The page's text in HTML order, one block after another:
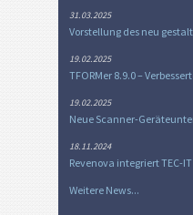
31.03.2025
Vorstellung des neu
19.02.2025
TFORMer 8.9.0 –
19.02.2025
Neue Scanner-
18.11.2024
Revenova integriert TEC-
Weitere News...